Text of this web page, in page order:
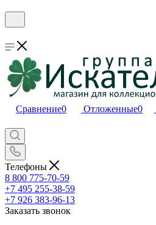
Сравнение0 Отложенные0
Телефоны
8 800 775-70-59
+7 495 255-38-59
+7 926 383-96-13
Заказать звонок